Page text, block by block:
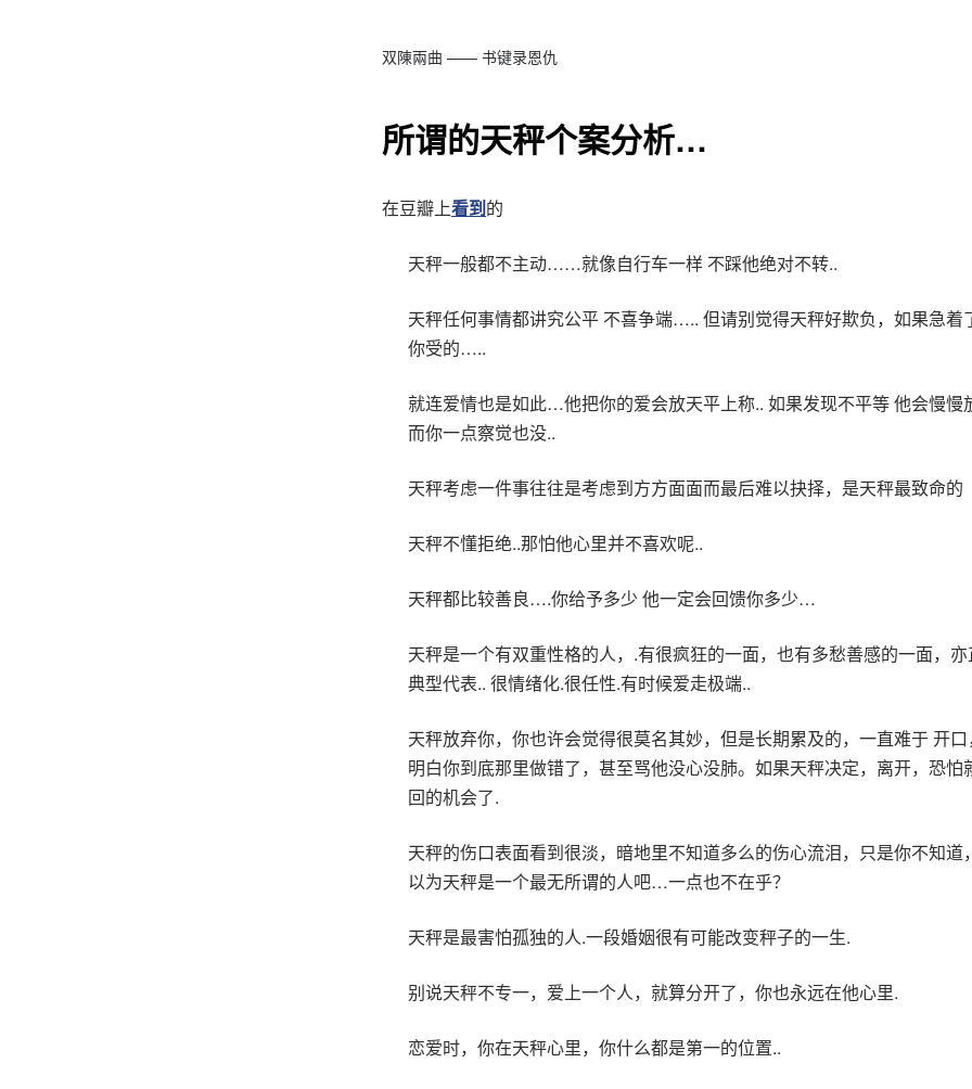
双陳兩曲 —— 书键录恩仇
所谓的天秤个案分析…
在豆瓣上看到的
天秤一般都不主动……就像自行车一样 不踩他绝对不转..
天秤任何事情都讲究公平 不喜争端….. 但请别觉得天秤好欺负，如果急着
你受的…..
就连爱情也是如此…他把你的爱会放天平上称.. 如果发现不平等 他会慢
而你一点察觉也没..
天秤考虑一件事往往是考虑到方方面面而最后难以抉择，是天秤最致命的
天秤不懂拒绝..那怕他心里并不喜欢呢..
天秤都比较善良….你给予多少 他一定会回馈你多少…
天秤是一个有双重性格的人，.有很疯狂的一面，也有多愁善感的一面，
典型代表.. 很情绪化.很任性.有时候爱走极端..
天秤放弃你，你也许会觉得很莫名其妙，但是长期累及的，一直难于 开
明白你到底那里做错了，甚至骂他没心没肺。如果天秤决定，离开，恐怕
回的机会了.
天秤的伤口表面看到很淡，暗地里不知道多么的伤心流泪，只是你不知道
以为天秤是一个最无所谓的人吧…一点也不在乎？
天秤是最害怕孤独的人.一段婚姻很有可能改变秤子的一生.
别说天秤不专一，爱上一个人，就算分开了，你也永远在他心里.
恋爱时，你在天秤心里，你什么都是第一的位置..